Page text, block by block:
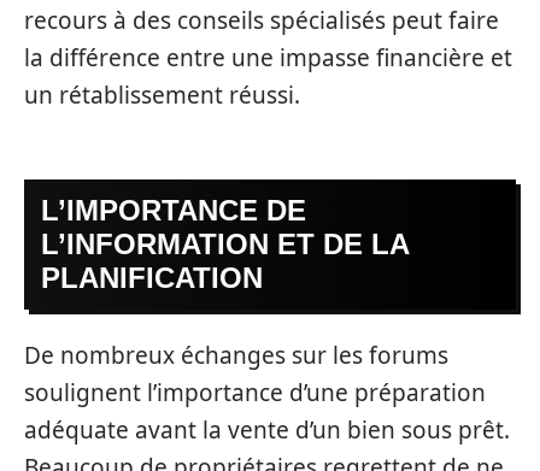
recours à des conseils spécialisés peut faire
la différence entre une impasse financière et
un rétablissement réussi.
L’IMPORTANCE DE
L’INFORMATION ET DE LA
PLANIFICATION
De nombreux échanges sur les forums
soulignent l’importance d’une préparation
adéquate avant la vente d’un bien sous prêt.